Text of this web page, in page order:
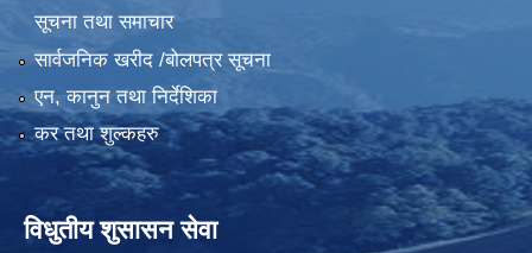
सूचना तथा समाचार
सार्वजनिक खरीद /बोलपत्र सूचना
एन, कानुन तथा निर्देशिका
कर तथा शुल्कहरु
विधुतीय शुसासन सेवा